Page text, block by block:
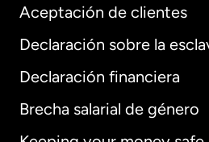
Aceptación de clientes
Declaración sobre la
Declaración financiera
Brecha salarial de género
Internacional